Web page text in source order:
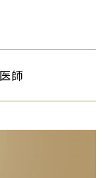
師